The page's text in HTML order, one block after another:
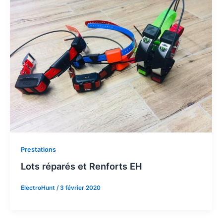
Prestations
Lots réparés et Renforts EH
ElectroHunt /3 février 2020